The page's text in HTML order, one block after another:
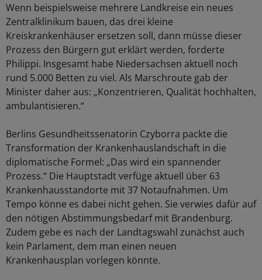
Wenn beispielsweise mehrere Landkreise ein neues
Zentralklinikum bauen, das drei kleine
Kreiskrankenhäuser ersetzen soll, dann müsse dieser
Prozess den Bürgern gut erklärt werden, forderte
Philippi. Insgesamt habe Niedersachsen aktuell noch
rund 5.000 Betten zu viel. Als Marschroute gab der
Minister daher aus: „Konzentrieren, Qualität hochhalten,
ambulantisieren.“
Berlins Gesundheitssenatorin Czyborra packte die
Transformation der Krankenhauslandschaft in die
diplomatische Formel: „Das wird ein spannender
Prozess.“ Die Hauptstadt verfüge aktuell über 63
Krankenhausstandorte mit 37 Notaufnahmen. Um
Tempo könne es dabei nicht gehen. Sie verwies dafür auf
den nötigen Abstimmungsbedarf mit Brandenburg.
Zudem gebe es nach der Landtagswahl zunächst auch
kein Parlament, dem man einen neuen
Krankenhausplan vorlegen könnte.